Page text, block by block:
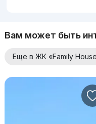
Вам может быть
Еще в ЖК «Family